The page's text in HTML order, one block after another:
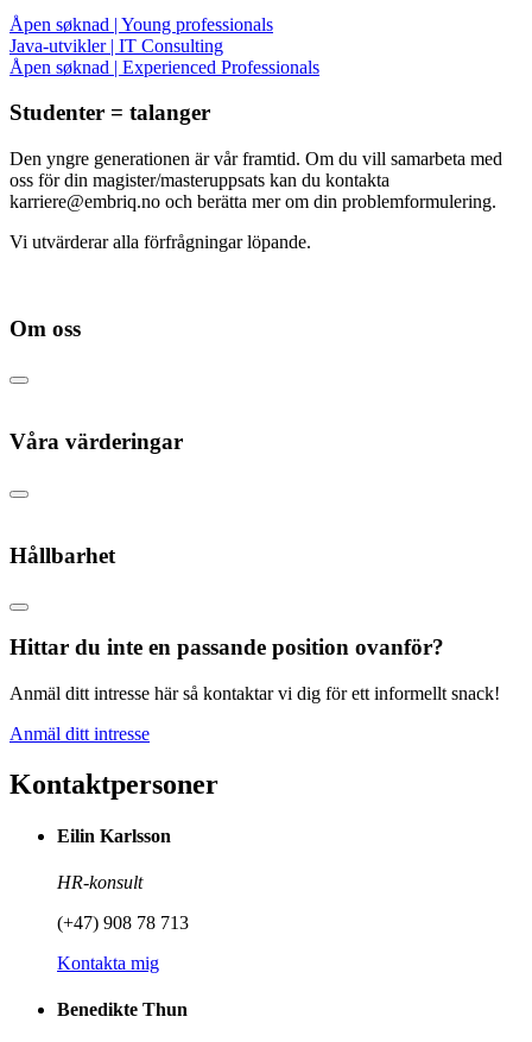
Åpen søknad | Young professionals
Java-utvikler | IT Consulting
Åpen søknad | Experienced Professionals
Studenter = talanger
Den yngre generationen är vår framtid. Om du vill samarbeta med
oss ​​för din magister/masteruppsats kan du kontakta
karriere@embriq.no och berätta mer om din problemformulering.
Vi utvärderar alla förfrågningar löpande.
Om oss
Våra värderingar
Hållbarhet
Hittar du inte en passande position ovanför?
Anmäl ditt intresse här så kontaktar vi dig för ett informellt snack!
Anmäl ditt intresse
Kontaktpersoner
Eilin Karlsson
HR-konsult
(+47) 908 78 713
Kontakta mig
Benedikte Thun